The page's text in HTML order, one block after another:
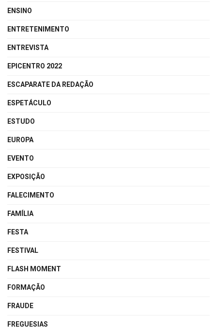
ENSINO
ENTRETENIMENTO
ENTREVISTA
EPICENTRO 2022
ESCAPARATE DA REDAÇÃO
ESPETÁCULO
ESTUDO
EUROPA
EVENTO
EXPOSIÇÃO
FALECIMENTO
FAMÍLIA
FESTA
FESTIVAL
FLASH MOMENT
FORMAÇÃO
FRAUDE
FREGUESIAS